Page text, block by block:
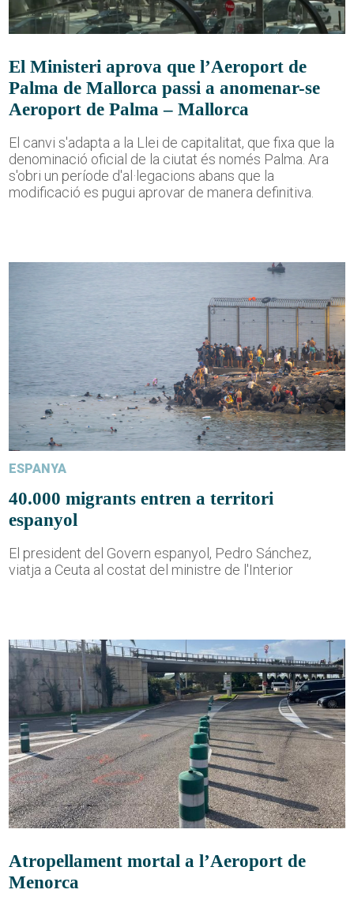
El Ministeri aprova que l’Aeroport de
Palma de Mallorca passi a anomenar-se
Aeroport de Palma – Mallorca
El canvi s'adapta a la Llei de capitalitat, que fixa que la
denominació oficial de la ciutat és només Palma. Ara
s'obri un període d'al·legacions abans que la
modificació es pugui aprovar de manera definitiva.
ESPANYA
40.000 migrants entren a territori
espanyol
El president del Govern espanyol, Pedro Sánchez,
viatja a Ceuta al costat del ministre de l'Interior
Atropellament mortal a l’Aeroport de
Menorca